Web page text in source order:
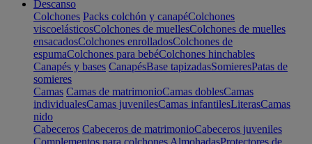
Descanso
Colchones Packs colchón y canapéColchones
viscoelásticosColchones de muellesColchones de muelles
ensacadosColchones enrolladosColchones de
espumaColchones para bebéColchones hinchables
Canapés y bases CanapésBase tapizadasSomieresPatas de
somieres
Camas Camas de matrimonioCamas doblesCamas
individualesCamas juvenilesCamas infantilesLiterasCamas
nido
Cabeceros Cabeceros de matrimonioCabeceros juveniles
Complementos para colchones AlmohadasProtectores de